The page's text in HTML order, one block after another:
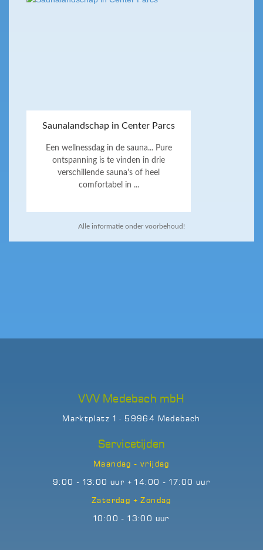
Saunalandschap in Center Parcs
Een wellnessdag in de sauna... Pure
ontspanning is te vinden in drie
verschillende sauna's of heel
comfortabel in ...
Alle informatie onder voorbehoud!
VVV Medebach mbH
Marktplatz 1 · 59964 Medebach
Servicetijden
Maandag - vrijdag
9:00 - 13:00 uur + 14:00 - 17:00 uur
Zaterdag + Zondag
10:00 - 13:00 uur